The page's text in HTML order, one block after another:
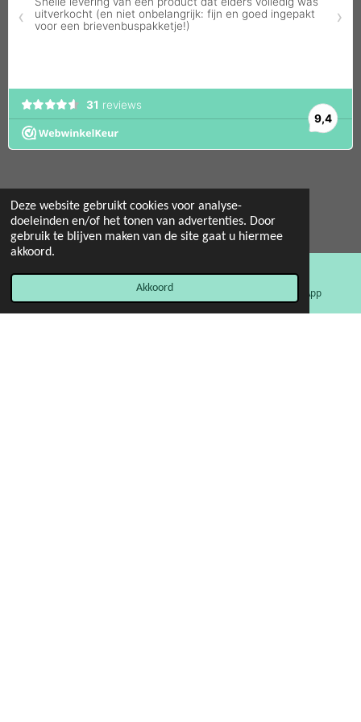
Deze website gebruikt cookies voor analyse-
doeleinden en/of het tonen van advertenties. Door
gebruik te blijven maken van de site gaat u hiermee
akkoord.
Akkoord
© 2022 - 2026 Mint 11 giftstore
Powered by JouwWeb
Facebook WhatsApp